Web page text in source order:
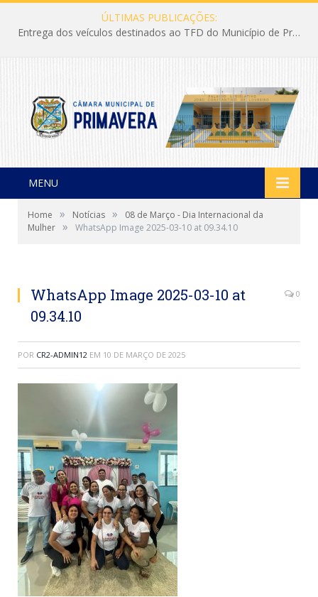
ÚLTIMAS PUBLICAÇÕES:
Entrega dos veículos destinados ao TFD do Município de Primavera
MENU
Home » Notícias »
08 de Março - Dia Internacional da
Mulher » WhatsApp Image 2025-03-10 at 09.34.10
WhatsApp Image 2025-03-10 at
09.34.10
0
POR CR2-ADMIN12 EM 10 DE MARÇO DE 2025